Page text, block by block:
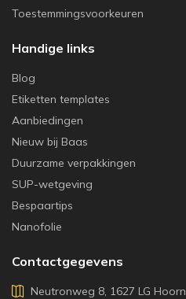
Toestemmingsvoorkeuren
Handige links
Blog
Etiketten templates
Aanbiedingen
Nieuw bij Baas
Duurzame verpakkingen
SUP-wetgeving
Bespaartips
Nanofolie
Contactgegevens
Neutronweg 8, 1627 LG Hoorn